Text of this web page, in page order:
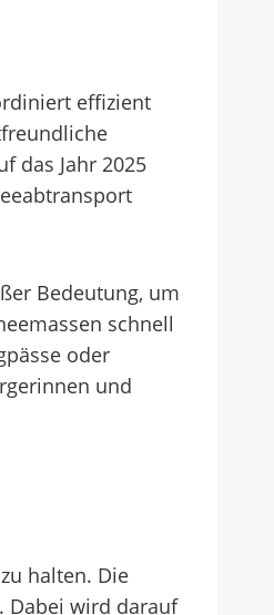
effizient
das Jahr 2025
Bedeutung, um
schnell
oder
und
halten. Die
Dabei wird darauf